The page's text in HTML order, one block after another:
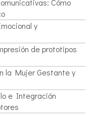
Cómo
y
de prototipos
la Mujer Gestante y
e Integración